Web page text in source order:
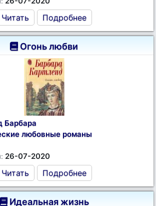
Читать Подробнее
Огонь любви
Барбара
любовные романы
26-07-2020
Читать Подробнее
Идеальная жизнь